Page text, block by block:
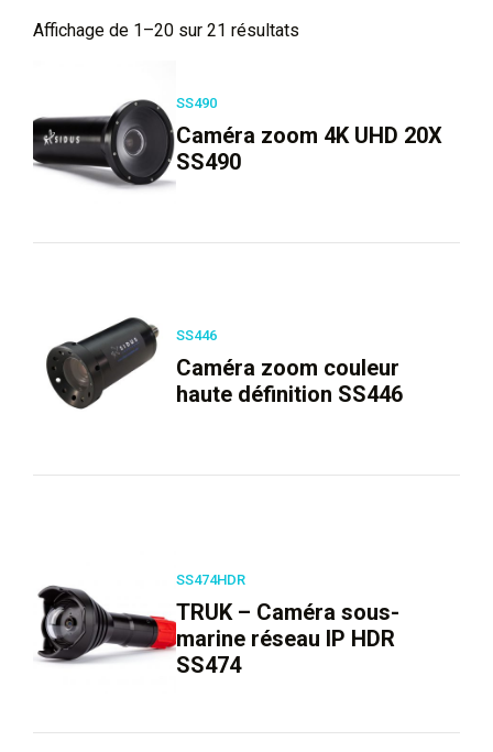
Affichage de 1–20 sur 21 résultats
SS490
Caméra zoom 4K UHD 20X
SS490
SS446
Caméra zoom couleur
haute définition SS446
SS474HDR
TRUK – Caméra sous-
marine réseau IP HDR
SS474